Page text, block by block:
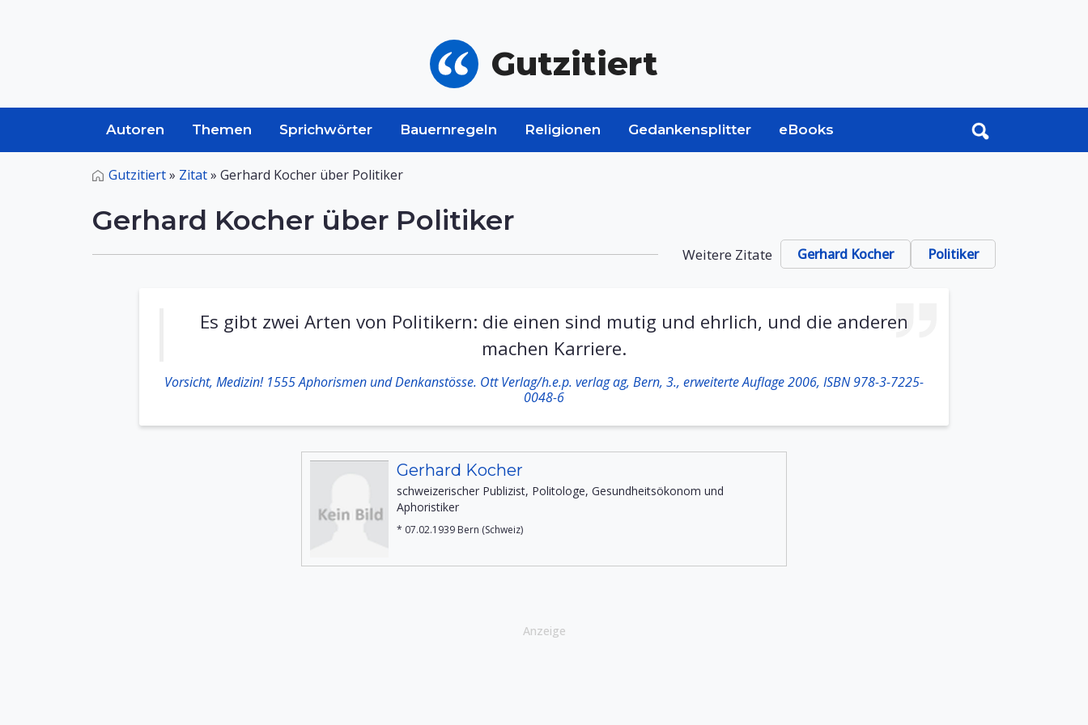
Gutzitiert
Autoren Themen Sprichwörter Bauernregeln Religionen Gedankensplitter eBooks
Gutzitiert» Zitat» Gerhard Kocher über Politiker
Gerhard Kocher über Politiker
Weitere Zitate Gerhard Kocher Politiker
Es gibt zwei Arten von Politikern: die einen sind mutig und ehrlich, und die anderen
machen Karriere.
Vorsicht, Medizin! 1555 Aphorismen und Denkanstösse. Ott Verlag/h.e.p. verlag ag, Bern, 3., erweiterte Auflage 2006, ISBN 978-3-7225-
0048-6
Gerhard Kocher
schweizerischer Publizist, Politologe, Gesundheitsökonom und
Aphoristiker
* 07.02.1939 Bern (Schweiz)
Anzeige